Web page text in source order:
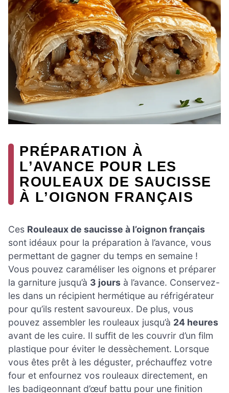
PRÉPARATION À
L’AVANCE POUR LES
ROULEAUX DE SAUCISSE
À L’OIGNON FRANÇAIS
Ces Rouleaux de saucisse à l’oignon français
sont idéaux pour la préparation à l’avance, vous
permettant de gagner du temps en semaine !
Vous pouvez caraméliser les oignons et préparer
la garniture jusqu’à 3 jours à l’avance. Conservez-
les dans un récipient hermétique au réfrigérateur
pour qu’ils restent savoureux. De plus, vous
pouvez assembler les rouleaux jusqu’à 24 heures
avant de les cuire. Il suffit de les couvrir d’un film
plastique pour éviter le dessèchement. Lorsque
vous êtes prêt à les déguster, préchauffez votre
four et enfournez vos rouleaux directement, en
les badigeonnant d’œuf battu pour une finition